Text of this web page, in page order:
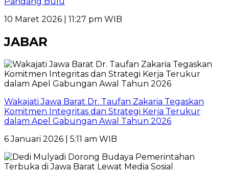
10 Maret 2026 | 11:27 pm WIB
JABAR
Wakajati Jawa Barat Dr. Taufan Zakaria Tegaskan
Komitmen Integritas dan Strategi Kerja Terukur
dalam Apel Gabungan Awal Tahun 2026
6 Januari 2026 | 5:11 am WIB